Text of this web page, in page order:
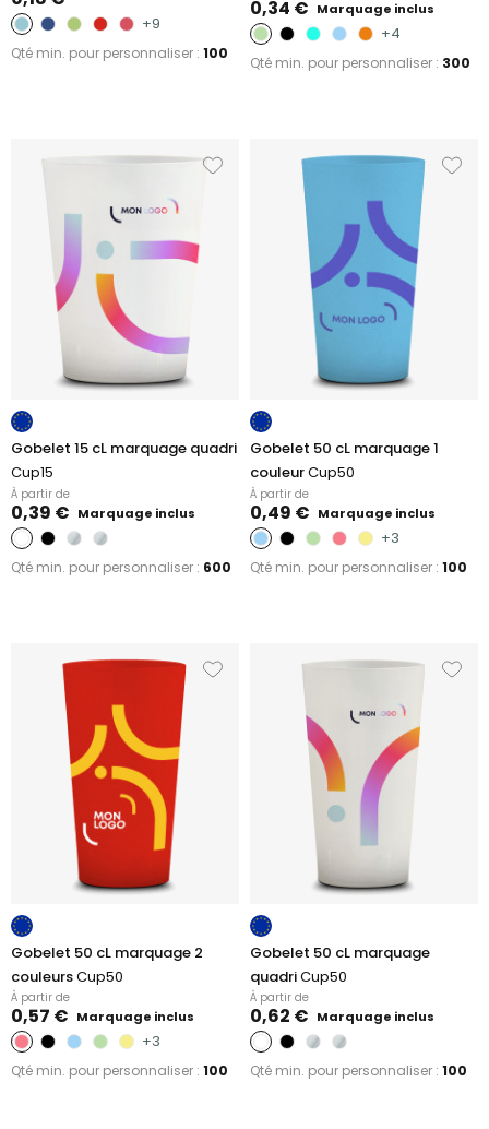
+9
Qté min. pour personnaliser : 100
0,34 € Marquage inclus
+4
Qté min. pour personnaliser : 300
Gobelet 15 cL marquage quadri
Cup15
À partir de
0,39 € Marquage inclus
Qté min. pour personnaliser : 600
Gobelet 50 cL marquage 1
couleurCup50
À partir de
0,49 € Marquage inclus
+3
Qté min. pour personnaliser : 100
Gobelet 50 cL marquage 2
couleursCup50
À partir de
0,57 € Marquage inclus
+3
Qté min. pour personnaliser : 100
Gobelet 50 cL marquage
quadriCup50
À partir de
0,62 € Marquage inclus
Qté min. pour personnaliser : 100